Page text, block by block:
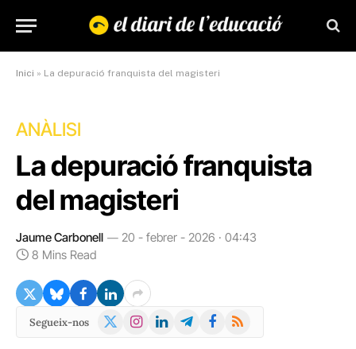
Inici » La depuració franquista del magisteri
ANÀLISI
La depuració franquista
del magisteri
Jaume Carbonell
20 - febrer - 2026 · 04:43
8 Mins Read
Segueix-nos
X
Instagram
LinkedInTelegramFacebook
RSS